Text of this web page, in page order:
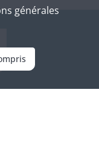
générales